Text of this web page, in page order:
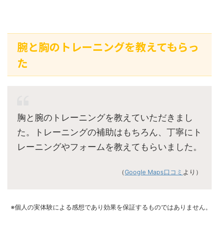
腕と胸のトレーニングを教えてもらっ
た
胸と腕のトレーニングを教えていただきまし
た。トレーニングの補助はもちろん、丁寧にト
レーニングやフォームを教えてもらいました。
（Google Maps口コミ より）
※個人の実体験による感想であり効果を保証するものではありません。